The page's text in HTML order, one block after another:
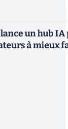
un hub IA
à mieux